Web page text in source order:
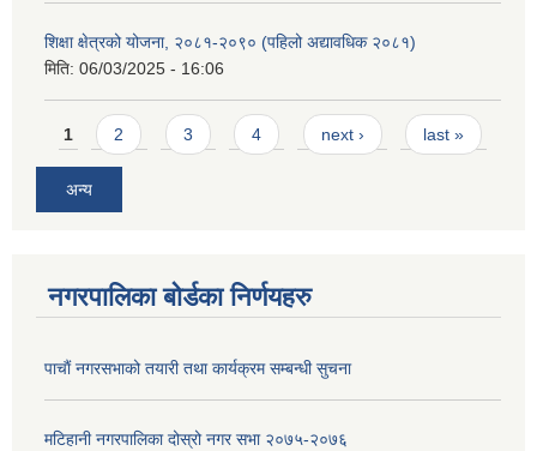
शिक्षा क्षेत्रको योजना, २०८१-२०९० ‌‍(पहिलो अद्यावधिक २०८१)
मिति: 06/03/2025 - 16:06
Pages
1 2 3 4 next › last »
अन्य
नगरपालिका बोर्डका निर्णयहरु
पाचाैं नगरसभाको तयारी तथा कार्यक्रम सम्बन्धी सुचना
मटिहानी नगरपालिका दोस्रो नगर सभा २०७५-२०७६